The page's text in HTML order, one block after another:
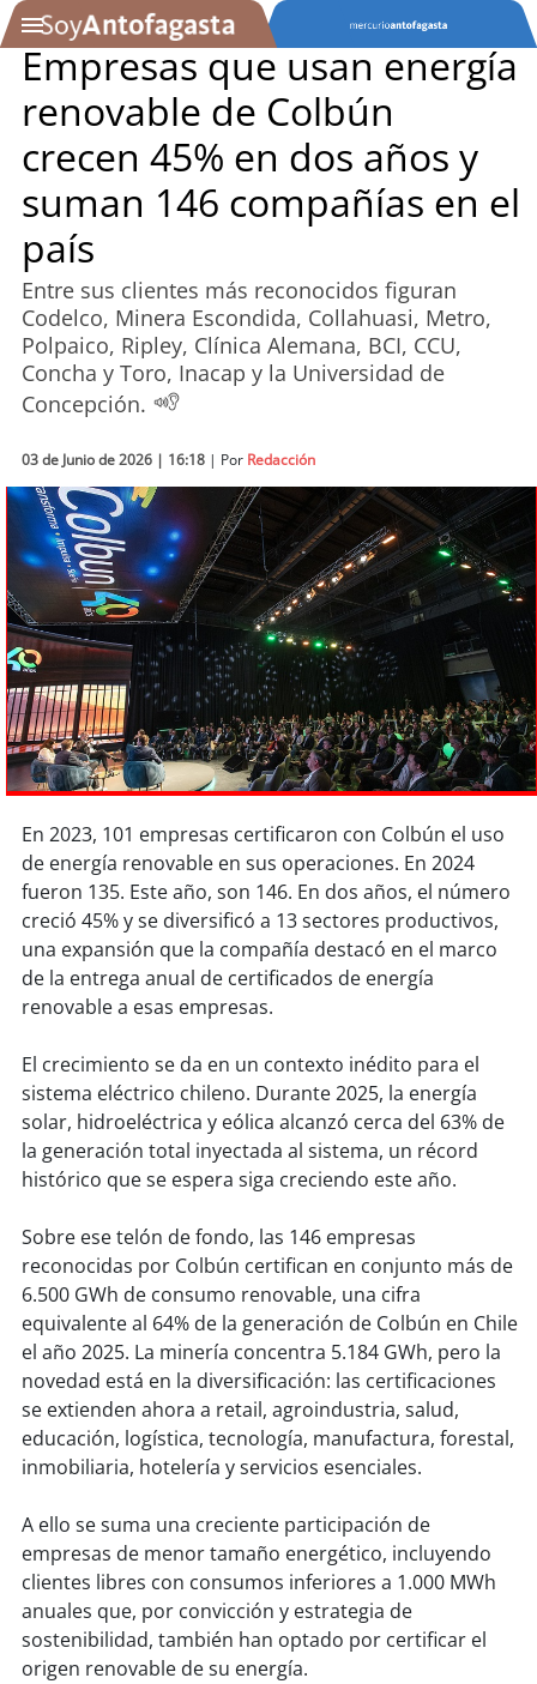
Podcast
Actualidad
Entretención
Economía
Tecnología
Sostenibilidad
soychile
soy arica
soyiquique
soycalama
soyantofagasta
soy copiapó
soyvalparaíso
soyquillota
soysanantonio
soy chillán
sancarlos
soy talcahuano
soyconcepción
soycoronel
soyarauco
soyvaldivia
soyosorno
soypuertomontt
Empresas que usan energía
renovable de Colbún
crecen 45% en dos años y
suman 146 compañías en el
país
Entre sus clientes más reconocidos figuran
Codelco, Minera Escondida, Collahuasi, Metro,
Polpaico, Ripley, Clínica Alemana, BCI, CCU,
Concha y Toro, Inacap y la Universidad de
Concepción.
03 de Junio de 2026 | 16:18 | Por Redacción
En 2023, 101 empresas certificaron con Colbún el uso
de energía renovable en sus operaciones. En 2024
fueron 135. Este año, son 146. En dos años, el número
creció 45% y se diversificó a 13 sectores productivos,
una expansión que la compañía destacó en el marco
de la entrega anual de certificados de energía
renovable a esas empresas.
El crecimiento se da en un contexto inédito para el
sistema eléctrico chileno. Durante 2025, la energía
solar, hidroeléctrica y eólica alcanzó cerca del 63% de
la generación total inyectada al sistema, un récord
histórico que se espera siga creciendo este año.
Sobre ese telón de fondo, las 146 empresas
reconocidas por Colbún certifican en conjunto más de
6.500 GWh de consumo renovable, una cifra
equivalente al 64% de la generación de Colbún en Chile
el año 2025. La minería concentra 5.184 GWh, pero la
novedad está en la diversificación: las certificaciones
se extienden ahora a retail, agroindustria, salud,
educación, logística, tecnología, manufactura, forestal,
inmobiliaria, hotelería y servicios esenciales.
A ello se suma una creciente participación de
empresas de menor tamaño energético, incluyendo
clientes libres con consumos inferiores a 1.000 MWh
anuales que, por convicción y estrategia de
sostenibilidad, también han optado por certificar el
origen renovable de su energía.